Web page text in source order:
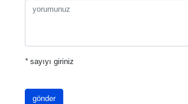
*sayıyı giriniz
gönder